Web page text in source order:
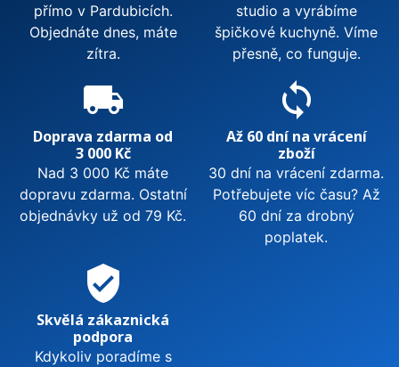
přímo v Pardubicích.
Objednáte dnes, máte
zítra.
studio a vyrábíme
špičkové kuchyně. Víme
přesně, co funguje.
local_shipping
Doprava zdarma od
3 000 Kč
Nad 3 000 Kč máte
dopravu zdarma. Ostatní
objednávky už od 79 Kč.
sync
Až 60 dní na vrácení
zboží
30 dní na vrácení zdarma.
Potřebujete víc času? Až
60 dní za drobný
poplatek.
verified_user
Skvělá zákaznická
podpora
Kdykoliv poradíme s